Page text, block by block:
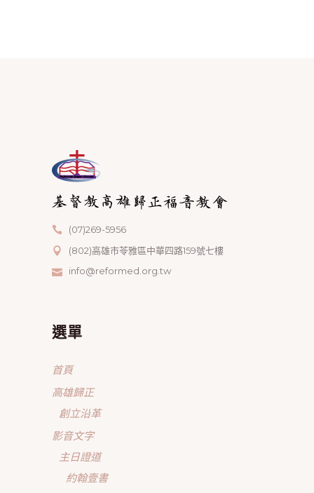
(07)269-5956
(802)高雄市苓雅區中華四路159號七樓
info@reformed.org.tw
選單
首頁
高雄歸正
創立沿革
影音文字
主日證道
約翰壹書